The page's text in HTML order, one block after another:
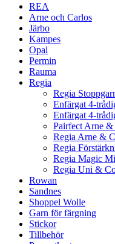
REA
Arne och Carlos
Järbo
Kampes
Opal
Permin
Rauma
Regia
Regia
Enfärgat 4-
Enfärgat 4-
Pairfect Arne &
Regia Arne &
Regia
Regia Magic
Regia Uni &
Rowan
Sandnes
Shoppel Wolle
Garn för färgning
Stickor
Tillbehör